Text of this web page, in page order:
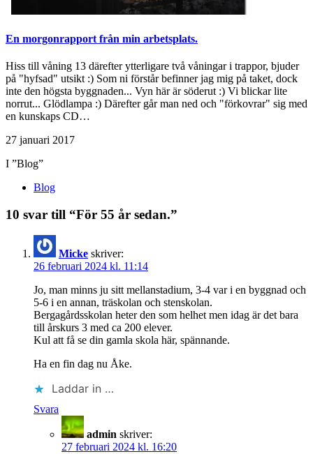
En morgonrapport från min arbetsplats.
Hiss till våning 13 därefter ytterligare två våningar i trappor, bjuder
på "hyfsad" utsikt :) Som ni förstår befinner jag mig på taket, dock
inte den högsta byggnaden... Vyn här är söderut :) Vi blickar lite
norrut... Glödlampa :) Därefter går man ned och "förkovrar" sig med
en kunskaps CD…
27 januari 2017
I ”Blog”
Blog
10 svar till “För 55 år sedan.”
Micke skriver:
26 februari 2024 kl. 11:14
Jo, man minns ju sitt mellanstadium, 3-4 var i en byggnad och
5-6 i en annan, träskolan och stenskolan.
Bergagårdsskolan heter den som helhet men idag är det bara
till årskurs 3 med ca 200 elever.
Kul att få se din gamla skola här, spännande.
Ha en fin dag nu Åke.
Laddar in …
Svara
admin skriver:
27 februari 2024 kl. 16:20